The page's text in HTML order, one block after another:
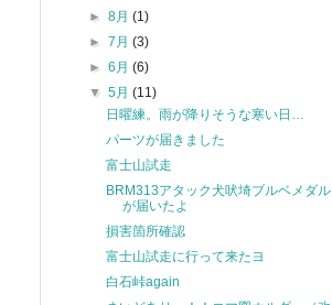
►8月(1)
►7月(3)
►6月(6)
▼5月(11)
日曜練。雨が降りそうな寒い日…
パーツが届きました
富士山試走
BRM313アタック犬吠埼ブルベメダル
が届いたよ
損害箇所確認
富士山試走に行って来たヨ
白石峠again